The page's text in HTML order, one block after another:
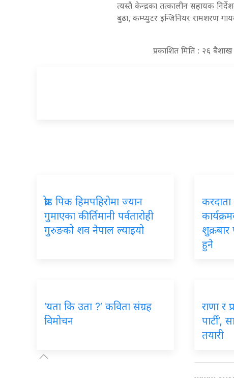
त्यस्तै केन्द्रका तत्कालीन सहायक
बुढा, कम्प्युटर इन्जिनियर रामशरण
प्रकाशित मिति : २६
ब्रोड पिक हिमपहिरोमा ज्यान
गुमाएका कीर्तिमानी पर्वतारोही
गुरुङको शव नेपाल ल्याइयो
करदाता
हुने
‘यता कि उता ?’ कविता संग्रह
विमोचन
राणा र
तयारी